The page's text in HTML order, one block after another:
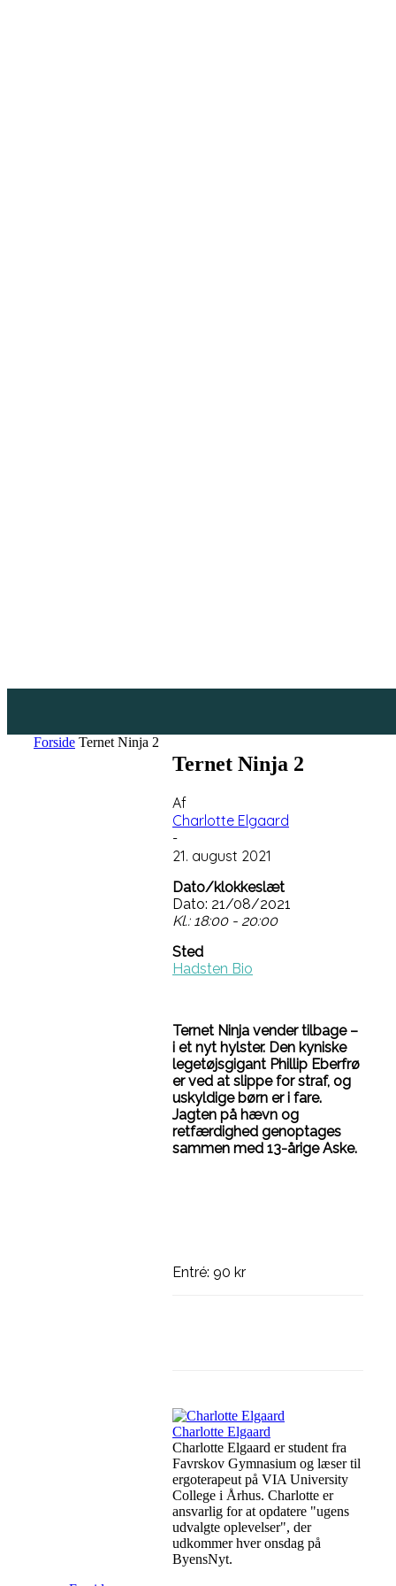
Forside Ternet Ninja 2
Ternet Ninja 2
Af
Charlotte Elgaard
-
21. august 2021
Dato/klokkeslæt
Dato: 21/08/2021
Kl.: 18:00 - 20:00
Sted
Hadsten Bio
Ternet Ninja vender tilbage –
i et nyt hylster. Den kyniske
legetøjsgigant Phillip Eberfrø
er ved at slippe for straf, og
uskyldige børn er i fare.
Jagten på hævn og
retfærdighed genoptages
sammen med 13-årige Aske.
Entré: 90 kr
Charlotte Elgaard
Charlotte Elgaard er student fra
Favrskov Gymnasium og læser til
ergoterapeut på VIA University
College i Århus. Charlotte er
ansvarlig for at opdatere "ugens
udvalgte oplevelser", der
udkommer hver onsdag på
ByensNyt.